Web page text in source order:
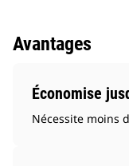
Avantages
Économise
Nécessite moins